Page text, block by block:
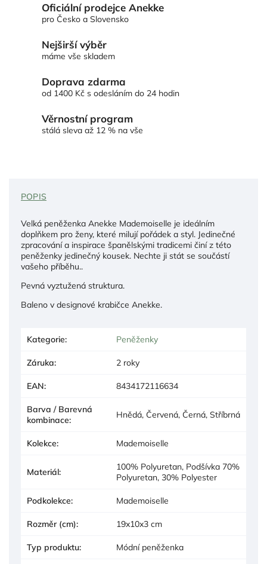
Oficiální prodejce Anekke
pro Česko a Slovensko
Nejširší výběr
máme vše skladem
Doprava zdarma
od 1400 Kč s odesláním do 24 hodin
Věrnostní program
stálá sleva až 12 % na vše
POPIS
Velká peněženka Anekke Mademoiselle je ideálním
doplňkem pro ženy, které milují pořádek a styl. Jedinečné
zpracování a inspirace španělskými tradicemi činí z této
peněženky jedinečný kousek. Nechte ji stát se součástí
vašeho příběhu..
Pevná vyztužená struktura.
Baleno v designové krabičce Anekke.
Kategorie: Peněženky
Záruka: 2 roky
EAN: 8434172116634
Barva / Barevná
kombinace: Hnědá, Červená, Černá, Stříbrná
Kolekce: Mademoiselle
Materiál:
100% Polyuretan, Podšívka 70%
Polyuretan, 30% Polyester
Podkolekce: Mademoiselle
Rozměr (cm): 19x10x3 cm
Typ produktu: Módní peněženka